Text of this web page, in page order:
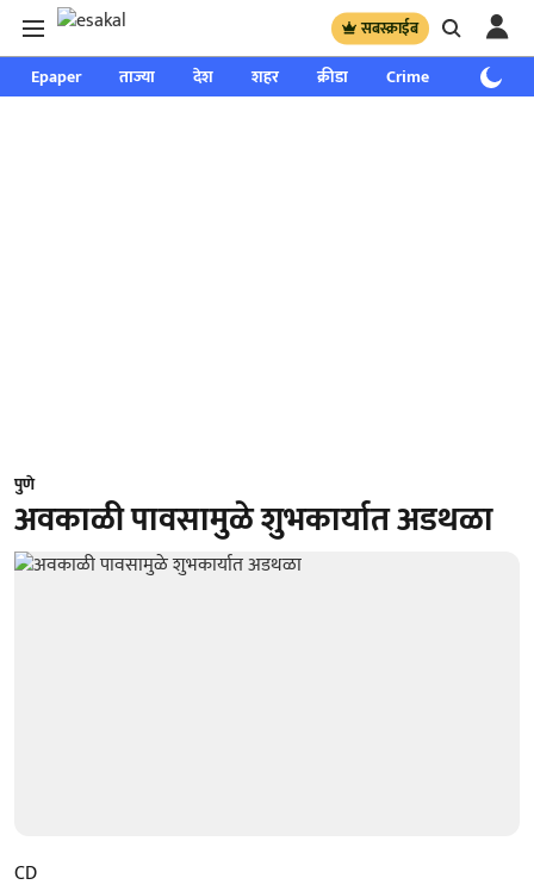
सबस्क्राईब
Epaper ताज्या देश शहर क्रीडा Crime साप्ताहिक
पुणे
अवकाळी पावसामुळे शुभकार्यात अडथळा
CD